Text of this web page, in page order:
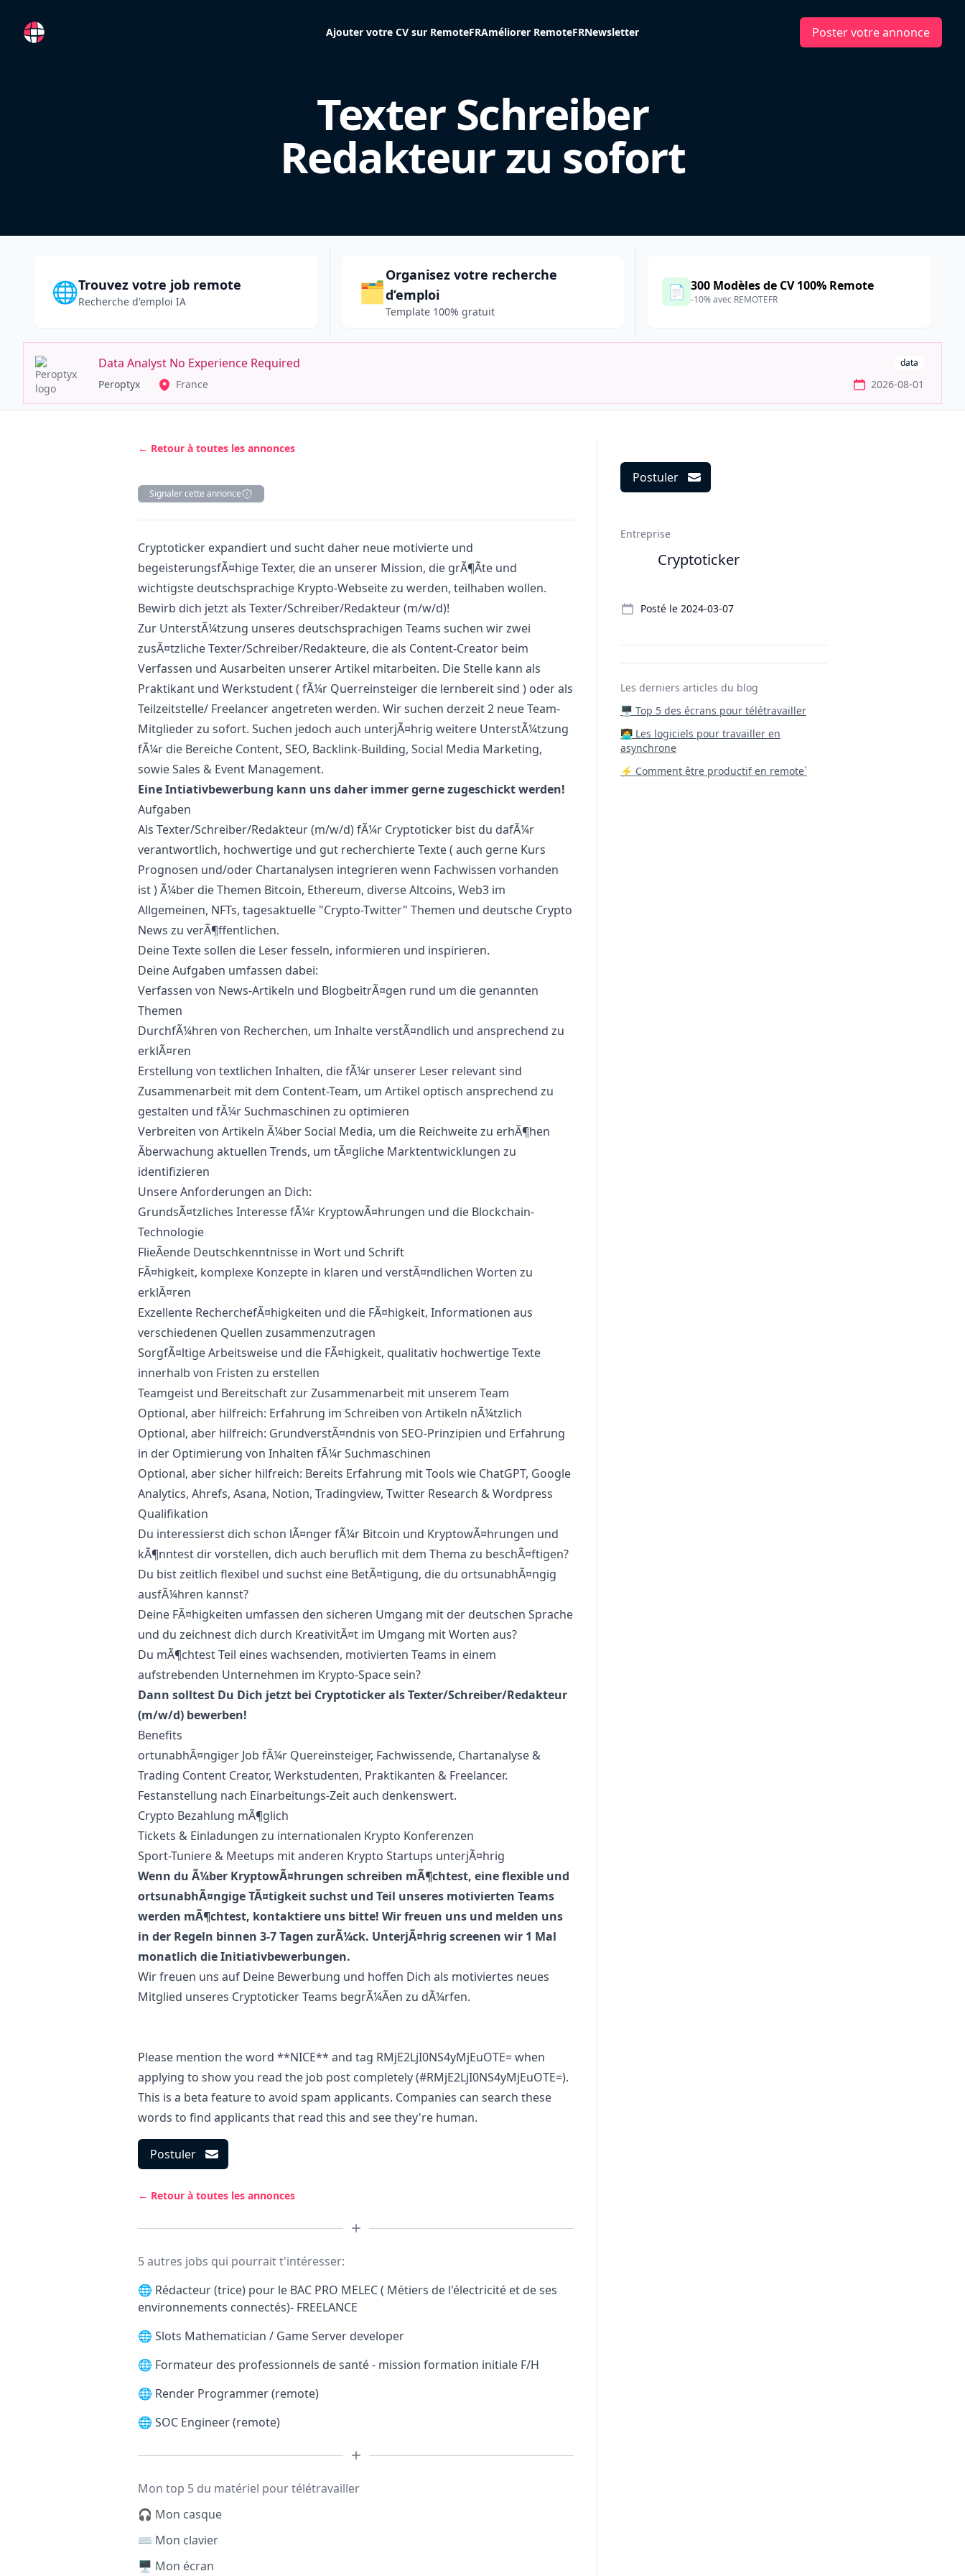
RemoteFR Ajouter votre CV sur RemoteFRAméliorer RemoteFRNewsletter Poster votre annonce
Texter Schreiber
Redakteur zu sofort
🌐Trouvez votre job remote
Recherche d'emploi IA 🗂️
Organisez votre recherche
d’emploi
Template 100% gratuit
📄 300 Modèles de CV 100% Remote
-10% avec REMOTEFR
Data Analyst No Experience Required data
Peroptyx France 2026-08-01
← Retour à toutes les annonces
Signaler cette annonce
Description
Cryptoticker expandiert und sucht daher neue motivierte und
begeisterungsfÃ¤hige Texter, die an unserer Mission, die grÃ¶Ãte und
wichtigste deutschsprachige Krypto-Webseite zu werden, teilhaben wollen.
Bewirb dich jetzt als Texter/Schreiber/Redakteur (m/w/d)!
Zur UnterstÃ¼tzung unseres deutschsprachigen Teams suchen wir zwei
zusÃ¤tzliche Texter/Schreiber/Redakteure, die als Content-Creator beim
Verfassen und Ausarbeiten unserer Artikel mitarbeiten. Die Stelle kann als
Praktikant und Werkstudent ( fÃ¼r Querreinsteiger die lernbereit sind ) oder als
Teilzeitstelle/ Freelancer angetreten werden. Wir suchen derzeit 2 neue Team-
Mitglieder zu sofort. Suchen jedoch auch unterjÃ¤hrig weitere UnterstÃ¼tzung
fÃ¼r die Bereiche Content, SEO, Backlink-Building, Social Media Marketing,
sowie Sales & Event Management.
Eine Intiativbewerbung kann uns daher immer gerne zugeschickt werden!
Aufgaben
Als Texter/Schreiber/Redakteur (m/w/d) fÃ¼r Cryptoticker bist du dafÃ¼r
verantwortlich, hochwertige und gut recherchierte Texte ( auch gerne Kurs
Prognosen und/oder Chartanalysen integrieren wenn Fachwissen vorhanden
ist ) Ã¼ber die Themen Bitcoin, Ethereum, diverse Altcoins, Web3 im
Allgemeinen, NFTs, tagesaktuelle "Crypto-Twitter" Themen und deutsche Crypto
News zu verÃ¶ffentlichen.
Deine Texte sollen die Leser fesseln, informieren und inspirieren.
Deine Aufgaben umfassen dabei:
Verfassen von News-Artikeln und BlogbeitrÃ¤gen rund um die genannten
Themen
DurchfÃ¼hren von Recherchen, um Inhalte verstÃ¤ndlich und ansprechend zu
erklÃ¤ren
Erstellung von textlichen Inhalten, die fÃ¼r unserer Leser relevant sind
Zusammenarbeit mit dem Content-Team, um Artikel optisch ansprechend zu
gestalten und fÃ¼r Suchmaschinen zu optimieren
Verbreiten von Artikeln Ã¼ber Social Media, um die Reichweite zu erhÃ¶hen
Ãberwachung aktuellen Trends, um tÃ¤gliche Marktentwicklungen zu
identifizieren
Unsere Anforderungen an Dich:
GrundsÃ¤tzliches Interesse fÃ¼r KryptowÃ¤hrungen und die Blockchain-
Technologie
FlieÃende Deutschkenntnisse in Wort und Schrift
FÃ¤higkeit, komplexe Konzepte in klaren und verstÃ¤ndlichen Worten zu
erklÃ¤ren
Exzellente RecherchefÃ¤higkeiten und die FÃ¤higkeit, Informationen aus
verschiedenen Quellen zusammenzutragen
SorgfÃ¤ltige Arbeitsweise und die FÃ¤higkeit, qualitativ hochwertige Texte
innerhalb von Fristen zu erstellen
Teamgeist und Bereitschaft zur Zusammenarbeit mit unserem Team
Optional, aber hilfreich: Erfahrung im Schreiben von Artikeln nÃ¼tzlich
Optional, aber hilfreich: GrundverstÃ¤ndnis von SEO-Prinzipien und Erfahrung
in der Optimierung von Inhalten fÃ¼r Suchmaschinen
Optional, aber sicher hilfreich: Bereits Erfahrung mit Tools wie ChatGPT, Google
Analytics, Ahrefs, Asana, Notion, Tradingview, Twitter Research & Wordpress
Qualifikation
Du interessierst dich schon lÃ¤nger fÃ¼r Bitcoin und KryptowÃ¤hrungen und
kÃ¶nntest dir vorstellen, dich auch beruflich mit dem Thema zu beschÃ¤ftigen?
Du bist zeitlich flexibel und suchst eine BetÃ¤tigung, die du ortsunabhÃ¤ngig
ausfÃ¼hren kannst?
Deine FÃ¤higkeiten umfassen den sicheren Umgang mit der deutschen Sprache
und du zeichnest dich durch KreativitÃ¤t im Umgang mit Worten aus?
Du mÃ¶chtest Teil eines wachsenden, motivierten Teams in einem
aufstrebenden Unternehmen im Krypto-Space sein?
Dann solltest Du Dich jetzt bei Cryptoticker als Texter/Schreiber/Redakteur
(m/w/d) bewerben!
Benefits
ortunabhÃ¤ngiger Job fÃ¼r Quereinsteiger, Fachwissende, Chartanalyse &
Trading Content Creator, Werkstudenten, Praktikanten & Freelancer.
Festanstellung nach Einarbeitungs-Zeit auch denkenswert.
Crypto Bezahlung mÃ¶glich
Tickets & Einladungen zu internationalen Krypto Konferenzen
Sport-Tuniere & Meetups mit anderen Krypto Startups unterjÃ¤hrig
Wenn du Ã¼ber KryptowÃ¤hrungen schreiben mÃ¶chtest, eine flexible und
ortsunabhÃ¤ngige TÃ¤tigkeit suchst und Teil unseres motivierten Teams
werden mÃ¶chtest, kontaktiere uns bitte! Wir freuen uns und melden uns
in der Regeln binnen 3-7 Tagen zurÃ¼ck. UnterjÃ¤hrig screenen wir 1 Mal
monatlich die Initiativbewerbungen.
Wir freuen uns auf Deine Bewerbung und hoffen Dich als motiviertes neues
Mitglied unseres Cryptoticker Teams begrÃ¼Ãen zu dÃ¼rfen.
Please mention the word **NICE** and tag RMjE2LjI0NS4yMjEuOTE= when
applying to show you read the job post completely (#RMjE2LjI0NS4yMjEuOTE=).
This is a beta feature to avoid spam applicants. Companies can search these
words to find applicants that read this and see they're human.
Postuler
← Retour à toutes les annonces
5 autres jobs qui pourrait t'intéresser:
🌐 Rédacteur (trice) pour le BAC PRO MELEC ( Métiers de l'électricité et de ses
environnements connectés)- FREELANCE
🌐 Slots Mathematician / Game Server developer
🌐 Formateur des professionnels de santé - mission formation initiale F/H
🌐 Render Programmer (remote)
🌐 SOC Engineer (remote)
Mon top 5 du matériel pour télétravailler
🎧 Mon casque
⌨️ Mon clavier
🖥️ Mon écran
Postuler
Entreprise
Cryptoticker
Posté le 2024-03-07
Les derniers articles du blog
🖥️ Top 5 des écrans pour télétravailler
‍🧑‍💻 Les logiciels pour travailler en
asynchrone
⚡ Comment être productif en remote`